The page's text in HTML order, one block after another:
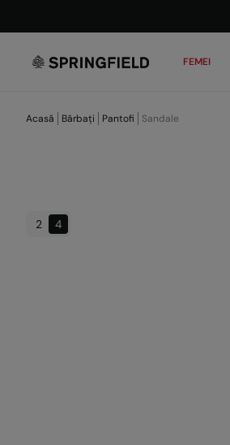
FEMEI
Acasă Bărbați Pantofi Sandale
2 4